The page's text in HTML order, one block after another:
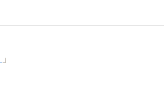
」